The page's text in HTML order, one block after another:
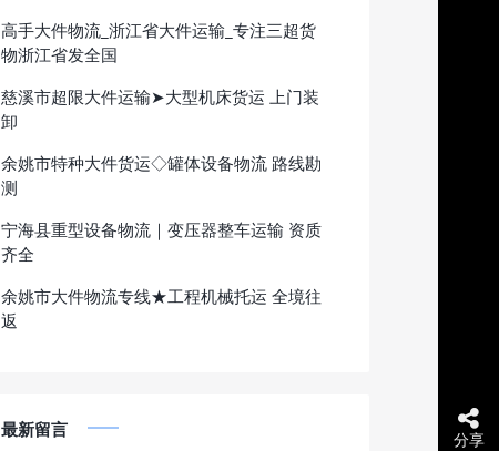
高手大件物流_浙江省大件运输_专注三超货
物浙江省发全国
慈溪市超限大件运输➤大型机床货运 上门装
卸
余姚市特种大件货运◇罐体设备物流 路线勘
测
宁海县重型设备物流｜变压器整车运输 资质
齐全
余姚市大件物流专线★工程机械托运 全境往
返
最新留言 分享